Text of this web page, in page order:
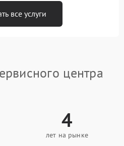
все услуги
центра
4
лет на рынке